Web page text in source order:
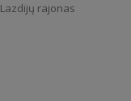
Lazdijų rajonas